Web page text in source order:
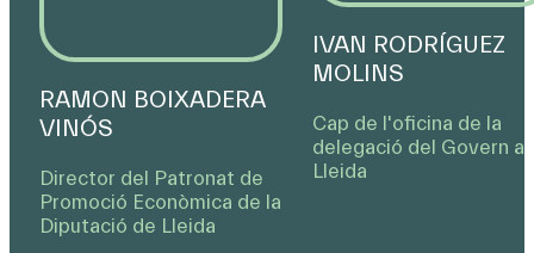
RAMON BOIXADERA
VINÓS
Director del Patronat de
Promoció Econòmica de la
Diputació de Lleida
IVAN RODRÍGUEZ
MOLINS
Cap de l'oficina de la
delegació del Govern a
Lleida